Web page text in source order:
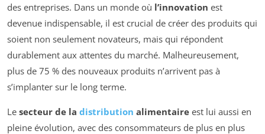
des entreprises. Dans un monde où l’innovation est
devenue indispensable, il est crucial de créer des produits qui
soient non seulement novateurs, mais qui répondent
durablement aux attentes du marché. Malheureusement,
plus de 75 % des nouveaux produits n’arrivent pas à
s’implanter sur le long terme.
Le secteur de la distribution alimentaire est lui aussi en
pleine évolution, avec des consommateurs de plus en plus